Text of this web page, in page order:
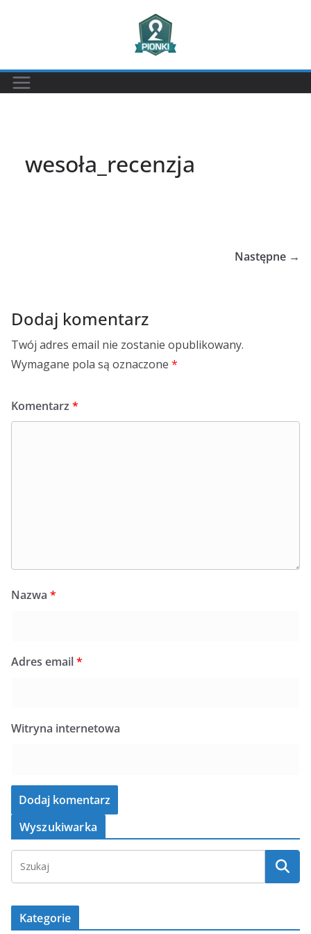
wesoła_recenzja
Następne →
Dodaj komentarz
Twój adres email nie zostanie opublikowany.
Wymagane pola są oznaczone *
Komentarz *
Nazwa *
Adres email*
Witryna internetowa
Wyszukiwarka
Kategorie